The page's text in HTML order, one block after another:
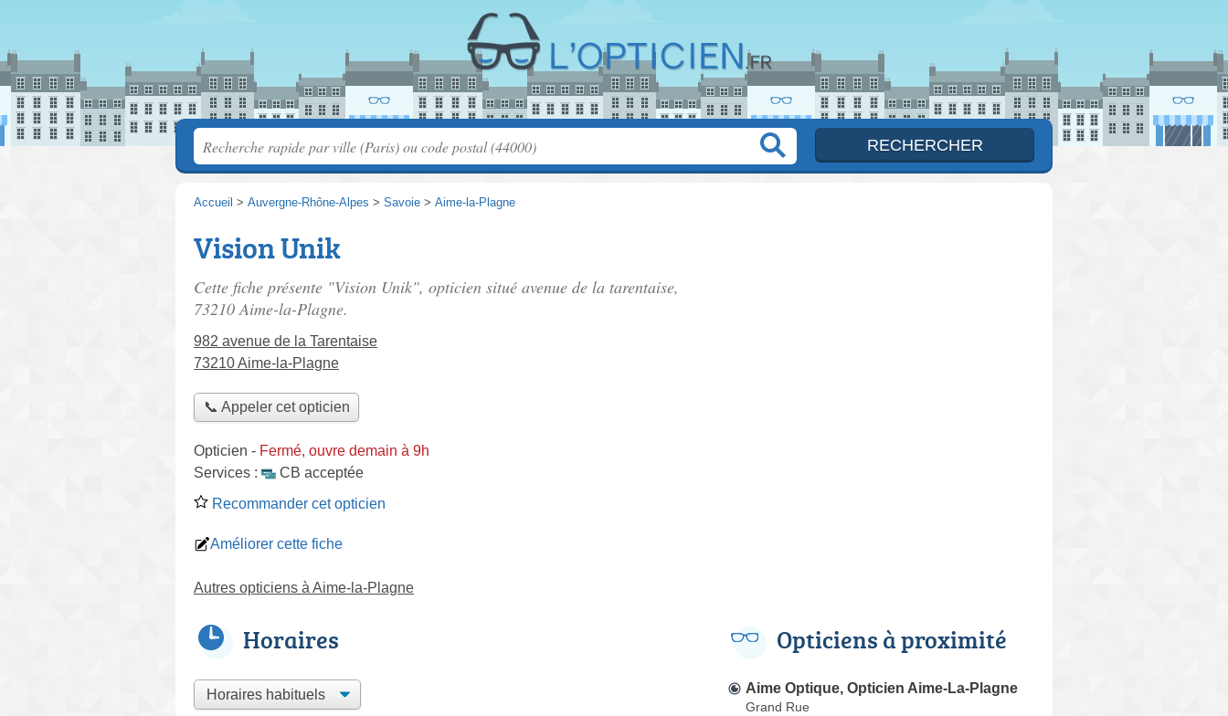
Accueil > Auvergne-Rhône-Alpes > Savoie > Aime-la-Plagne
Vision Unik
Cette fiche présente "Vision Unik", opticien situé avenue de la tarentaise,
73210 Aime-la-Plagne.
982 avenue de la Tarentaise
73210 Aime-la-Plagne
📞 Appeler cet opticien
Opticien - Fermé, ouvre demain à 9h
Services :
CB acceptée
Recommander cet opticien
Améliorer cette fiche
Autres opticiens à Aime-la-Plagne
Horaires Opticiens à proximité
Aime Optique, Opticien Aime-La-Plagne
Grand Rue